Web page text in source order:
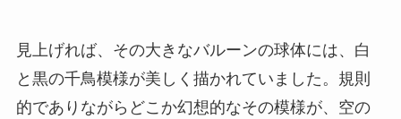
見上げれば、その大きなバルーンの球体には、白
と黒の千鳥模様が美しく描かれていました。規則
的でありながらどこか幻想的なその模様が、空の